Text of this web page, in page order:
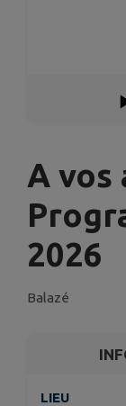
A vos
2026
Balazé
LIEU